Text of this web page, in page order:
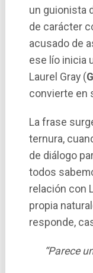
un guionista
de carácter
acusado de
ese lío inicia
Laurel Gray (
convierte en
La frase
ternura,
de diálogo
todos
relación con
propia
responde,
“Parece